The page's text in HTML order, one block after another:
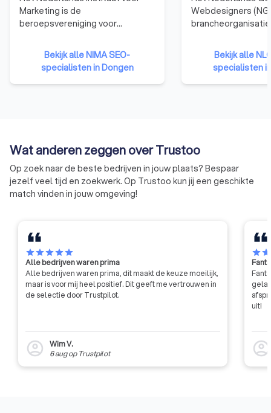
Marketing is de
beroepsvereniging voor
communicatie en sales. Wij zijn in
1966 opgericht door marketeers
uit bedrijfsleven, adviesbureaus
en marketingwetenschap en
Bekijk alle NIMA SEO-
specialisten in Dongen
Webdesigners
die zijn
hebben namelijk
de nodige kennis,
vaardigheden te
gedragscode van
betekent dat ze
eigen gang kunnen
moeten voldoen
Bekijk alle
specialisten
Wat anderen zeggen over Trustoo
Op zoek naar de beste bedrijven in jouw plaats? Bespaar
jezelf veel tijd en zoekwerk. Op Trustoo kun jij een geschikte
match vinden in jouw omgeving!
starstarstarstarstar
Alle bedrijven waren prima
Alle bedrijven waren prima, dit maakt de keuze moeilijk,
maar is voor mij heel positief. Dit geeft me vertrouwen in
de selectie door Trustpilot.
account_circle
Wim V.
6 augop Trustpilot
starstar
uit!
account_circle